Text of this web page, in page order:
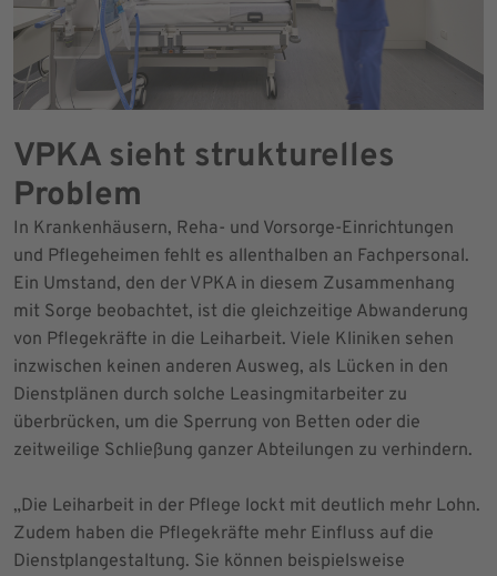
VPKA sieht strukturelles
Problem
In Krankenhäusern, Reha- und Vorsorge-Einrichtungen
und Pflegeheimen fehlt es allenthalben an Fachpersonal.
Ein Umstand, den der VPKA in diesem Zusammenhang
mit Sorge beobachtet, ist die gleichzeitige Abwanderung
von Pflegekräfte in die Leiharbeit. Viele Kliniken sehen
inzwischen keinen anderen Ausweg, als Lücken in den
Dienstplänen durch solche Leasingmitarbeiter zu
überbrücken, um die Sperrung von Betten oder die
zeitweilige Schließung ganzer Abteilungen zu verhindern.
„Die Leiharbeit in der Pflege lockt mit deutlich mehr Lohn.
Zudem haben die Pflegekräfte mehr Einfluss auf die
Dienstplangestaltung. Sie können beispielsweise